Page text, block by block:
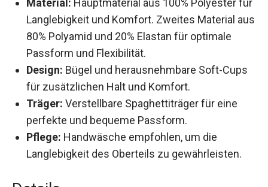
Material: Hauptmaterial aus 100% Polyester
für Langlebigkeit und Komfort. Zweites
Material aus 80% Polyamid und 20% Elastan
für optimale Passform und Flexibilität.
Design: Bügel und herausnehmbare Soft-
Cups für zusätzlichen Halt und Komfort.
Träger: Verstellbare Spaghettiträger für eine
perfekte und bequeme Passform.
Pflege: Handwäsche empfohlen, um die
Langlebigkeit des Oberteils zu gewährleisten.